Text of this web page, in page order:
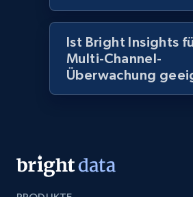
Title, Seller name, Brand,
price, Currency, Availability,
2.1K+ 375+
products from Brands URLs
Title, Seller name, Brand,
Ist Bright Insights
Multi-Channel-
Überwachung